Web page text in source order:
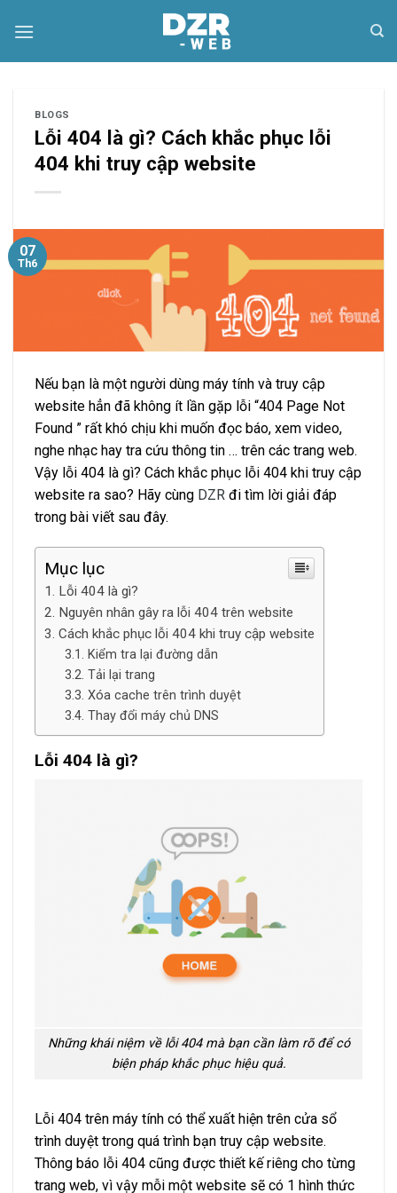
BLOGS
Lỗi 404 là gì? Cách khắc phục lỗi
404 khi truy cập website
07
Th6
Nếu bạn là một người dùng máy tính và truy cập
website hẳn đã không ít lần gặp lỗi “404 Page Not
Found ” rất khó chịu khi muốn đọc báo, xem video,
nghe nhạc hay tra cứu thông tin … trên các trang web.
Vậy lỗi 404 là gì? Cách khắc phục lỗi 404 khi truy cập
website ra sao? Hãy cùng DZR đi tìm lời giải đáp
trong bài viết sau đây.
Mục lục
Lỗi 404 là gì?
Nguyên nhân gây ra lỗi 404 trên website
Cách khắc phục lỗi 404 khi truy cập website
Kiểm tra lại đường dẫn
Tải lại trang
Xóa cache trên trình duyệt
Thay đổi máy chủ DNS
Lỗi 404 là gì?
Những khái niệm về lỗi 404 mà bạn cần làm rõ để có
biện pháp khắc phục hiệu quả.
Lỗi 404 trên máy tính có thể xuất hiện trên cửa sổ
trình duyệt trong quá trình bạn truy cập website.
Thông báo lỗi 404 cũng được thiết kế riêng cho từng
trang web, vì vậy mỗi một website sẽ có 1 hình thức